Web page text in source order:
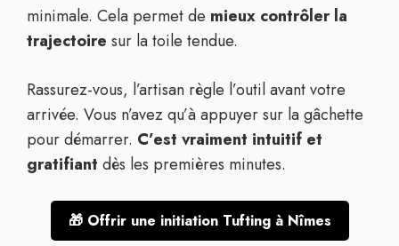
minimale. Cela permet de mieux contrôler la
trajectoire sur la toile tendue.
Rassurez-vous, l’artisan règle l’outil avant votre
arrivée. Vous n’avez qu’à appuyer sur la gâchette
pour démarrer. C’est vraiment intuitif et
gratifiant dès les premières minutes.
🎁 Offrir une initiation Tufting à Nîmes